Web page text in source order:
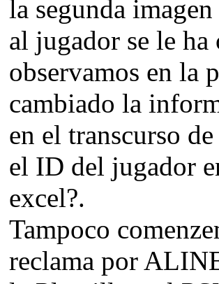
la segunda imagen
al jugador se le
observamos en la
cambiado la
en el transcurso
el ID del jugador
excel?.
Tampoco
reclama por